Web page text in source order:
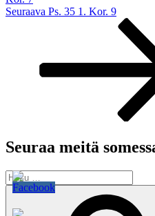
Seuraava
Seuraava Ps. 35 1. Kor. 9
Seuraa meitä
Etsi: